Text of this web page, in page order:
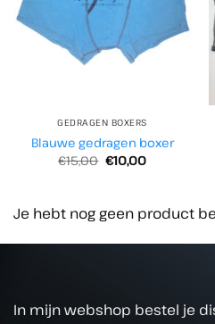
GEDRAGEN BOXERS
Blauwe gedragen boxer
€15,00 Oorspronkelijke
prijs
€10,00Huidige
Je hebt nog geen product
In mijn webshop bestel je